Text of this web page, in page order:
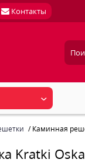
Контакты
Каминная
Kratki